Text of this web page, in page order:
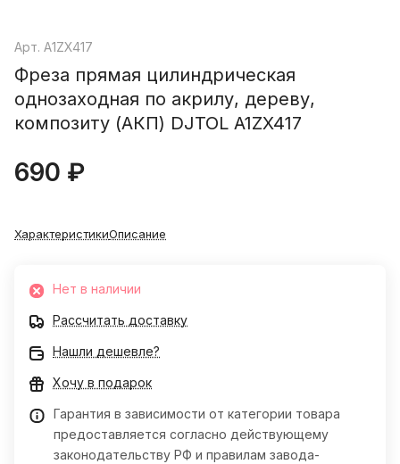
Арт. A1ZX417
Фреза прямая цилиндрическая
однозаходная по акрилу, дереву,
композиту (АКП) DJTOL A1ZX417
690 ₽
ХарактеристикиОписание
Нет в наличии
Рассчитать доставку
Нашли дешевле?
Хочу в подарок
Гарантия в зависимости от категории товара
предоставляется согласно действующему
законодательству РФ и правилам завода-